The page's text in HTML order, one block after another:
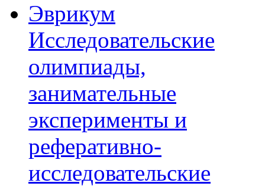
Эврикум
Исследовательские
олимпиады,
занимательные
эксперименты и
реферативно-
исследовательские